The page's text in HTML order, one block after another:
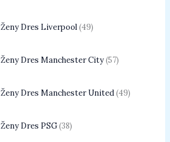
Ženy Dres Liverpool 49
Ženy Dres Manchester City 57
Ženy Dres Manchester United 49
Ženy Dres PSG 38